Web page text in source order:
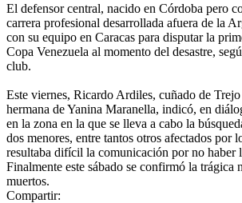
El defensor central, nacido en Córdoba pero
carrera profesional desarrollada afuera de la
con su equipo en Caracas para disputar la
Copa Venezuela al momento del desastre,
club.
Este viernes, Ricardo Ardiles, cuñado de
hermana de Yanina Maranella, indicó, en
en la zona en la que se lleva a cabo la
dos menores, entre tantos otros afectados por
resultaba difícil la comunicación por no haber
Finalmente este sábado se confirmó la trágica
muertos.
Compartir: